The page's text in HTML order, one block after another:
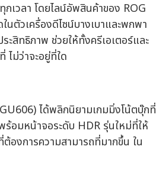
เวลา โดยไลน์อัพสินค้าของ ROG
ตัวเครื่องดีไซน์บางเบาและพกพา
ะสิทธิภาพ ช่วยให้ทั้งครีเอเตอร์และ
ไม่ว่าจะอยู่ที่ใด
ได้พลิกนิยามเกมมิ่งโน้ตบุ๊กที่
ร้อมหน้าจอระดับ HDR รุ่นใหม่ที่ให้
องการความสามารถที่มากขึ้น ใน